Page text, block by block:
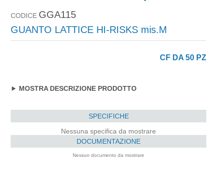
CODICE GGA115
GUANTO LATTICE HI-RISKS mis.M
CF DA 50 PZ
MOSTRA DESCRIZIONE PRODOTTO
SPECIFICHE
Nessuna specifica da mostrare
DOCUMENTAZIONE
Nessun documento da mostrare